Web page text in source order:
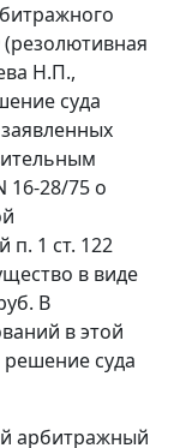
(резолютивная
Н.П.,
суда
16-28/75 о
п. 1 ст. 122
в виде
В
в этой
решение суда
арбитражный